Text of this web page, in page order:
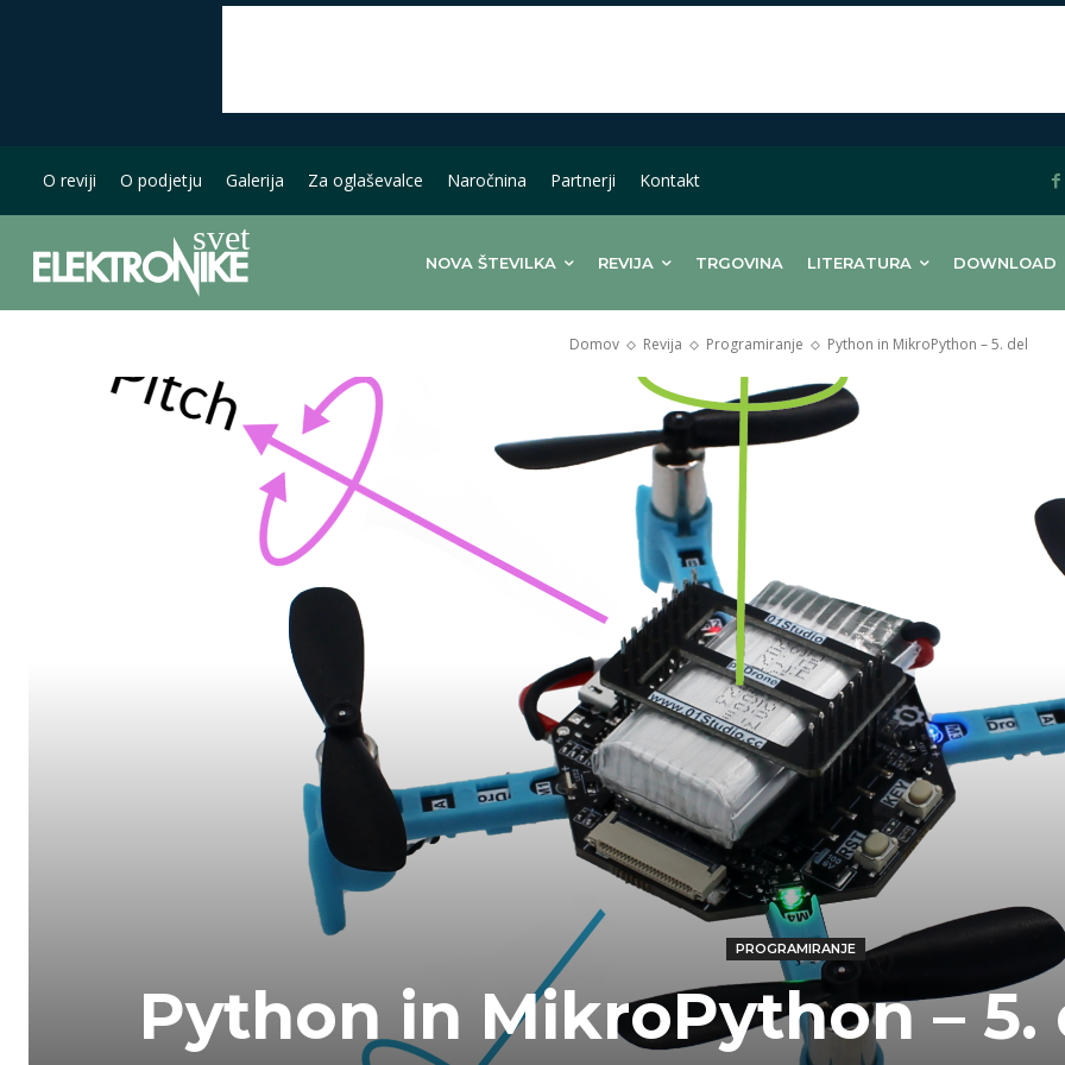
O reviji O podjetju Galerija Za oglaševalce Naročnina Partnerji Kontakt
NOVA ŠTEVILKA REVIJA TRGOVINA LITERATURA DOWNLOAD
Domov Revija Programiranje Python in MikroPython – 5. del
PROGRAMIRANJE
Python in MikroPython – 5.